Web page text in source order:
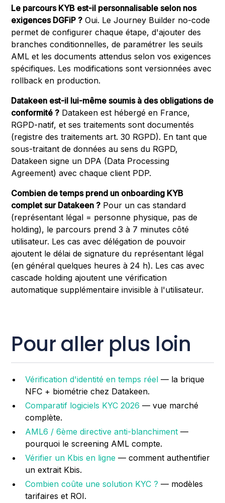
Le parcours KYB est-il personnalisable selon nos
exigences DGFiP ? Oui. Le Journey Builder no-code
permet de configurer chaque étape, d'ajouter des
branches conditionnelles, de paramétrer les seuils
AML et les documents attendus selon vos exigences
spécifiques. Les modifications sont versionnées avec
rollback en production.
Datakeen est-il lui-même soumis à des obligations de
conformité ? Datakeen est hébergé en France,
RGPD-natif, et ses traitements sont documentés
(registre des traitements art. 30 RGPD). En tant que
sous-traitant de données au sens du RGPD,
Datakeen signe un DPA (Data Processing
Agreement) avec chaque client PDP.
Combien de temps prend un onboarding KYB
complet sur Datakeen ? Pour un cas standard
(représentant légal = personne physique, pas de
holding), le parcours prend 3 à 7 minutes côté
utilisateur. Les cas avec délégation de pouvoir
ajoutent le délai de signature du représentant légal
(en général quelques heures à 24 h). Les cas avec
cascade holding ajoutent une vérification
automatique supplémentaire invisible à l'utilisateur.
Pour aller plus loin
Vérification d'identité en temps réel — la brique
NFC + biométrie chez Datakeen.
Comparatif logiciels KYC 2026 — vue marché
complète.
AML6 / 6ème directive anti-blanchiment —
pourquoi le screening AML compte.
Vérifier un Kbis en ligne — comment authentifier
un extrait Kbis.
Combien coûte une solution KYC ? — modèles
tarifaires et ROI.